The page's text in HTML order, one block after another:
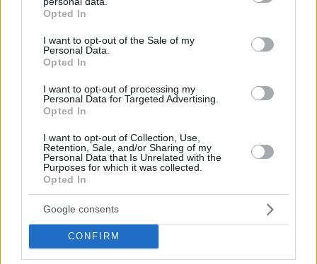
grant or deny consent to Google and its third-party tags to
use your data for below specified purposes in below Google
consent section.
Opted In
I want to opt-out of the Sale of my
Personal Data.
Opted In
I want to opt-out of processing my
Personal Data for Targeted Advertising.
Opted In
I want to opt-out of Collection, Use,
Retention, Sale, and/or Sharing of my
Personal Data that Is Unrelated with the
Purposes for which it was collected.
Opted In
Google consents
CONFIRM
ΔΕΙΤΕ ΟΛΕΣ ΤΙΣ ΕΙΔΗΣΕΙΣ
ΤΑ ΠΙΟ ΔΗΜΟΦΙΛΗ